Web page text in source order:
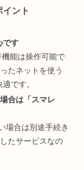
ント
です
能は操作可能で
たネットを使う
です。
合は「スマレ
場合は別途手続き
たサービスなの